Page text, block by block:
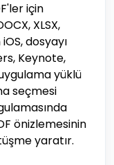
için
XLSX,
dosyayı
Keynote,
yüklü
seçmesi
önizlemesinin
yaratır.